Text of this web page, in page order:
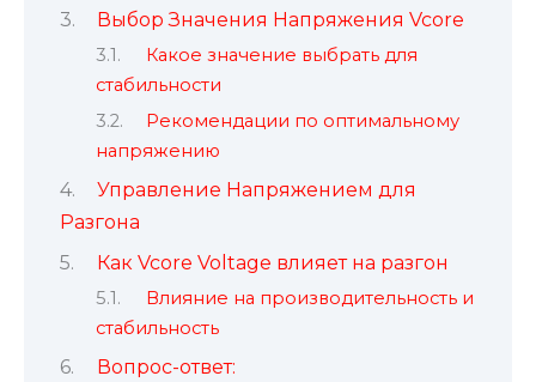
Выбор Значения Напряжения Vcore
Какое значение выбрать для
стабильности
Рекомендации по оптимальному
напряжению
Управление Напряжением для
Разгона
Как Vcore Voltage влияет на разгон
Влияние на производительность и
стабильность
Вопрос-ответ: